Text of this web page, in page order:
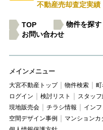
不動産売却査定実績
TOP 物件を探す
お問い合わせ
メインメニュー
大宮不動産トップ 物件検索
ログイン
検討リスト スタッ
現地販売会
チラシ情報 イン
空間デザイン事例
マンションカ